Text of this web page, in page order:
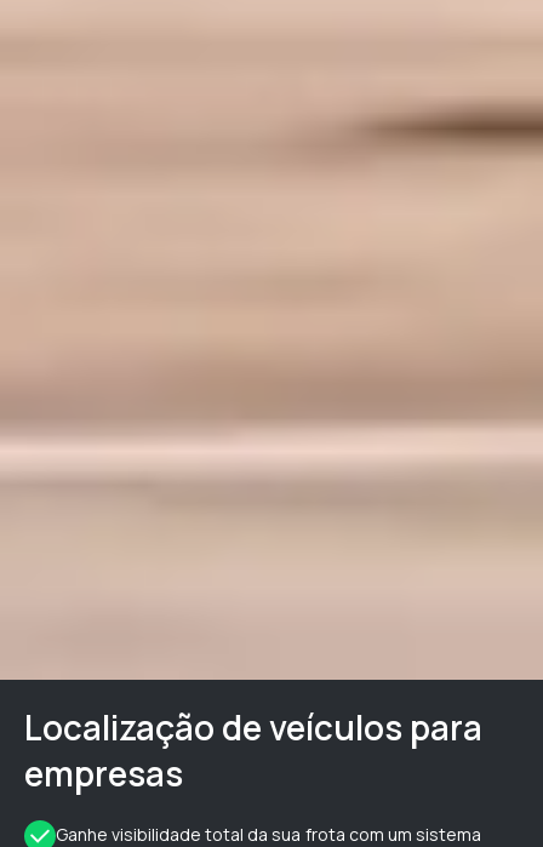
Localização de veículos para
empresas
Ganhe visibilidade total da sua frota com um sistema